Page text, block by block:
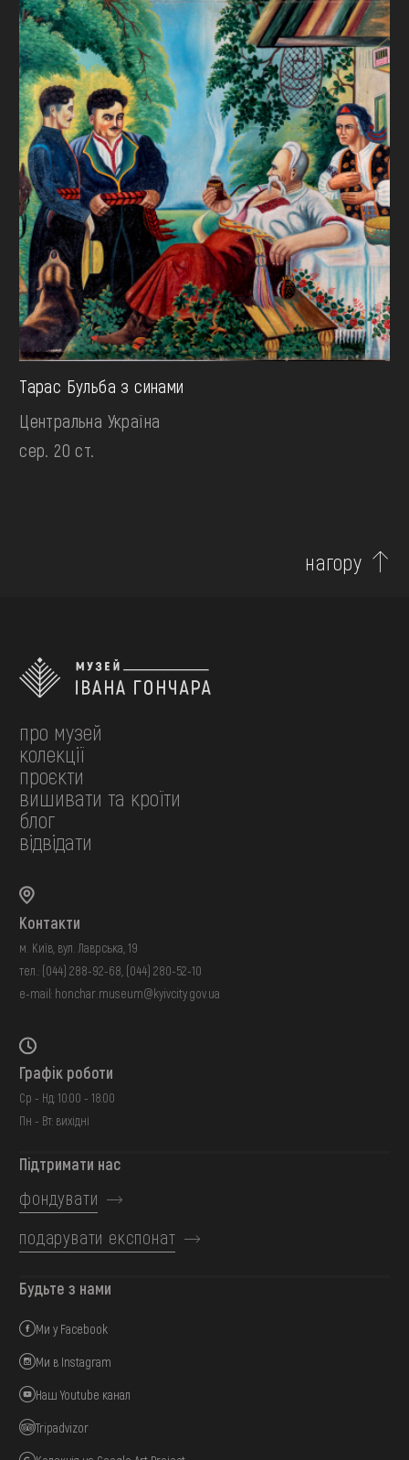
Тарас Бульба з синами
Центральна Україна
сер. 20 ст.
нагору
про музей
колекції
проєкти
вишивати та кроїти
блог
відвідати
Контакти
м. Київ, вул. Лаврська, 19
тел.: (044) 288-92-68 (044) 280-52-10
e-mail: honchar.museum@kyivcity.gov.ua
Графік роботи
Ср - Нд: 10:00 - 18:00
Пн - Вт: вихідні
Підтримати нас
фондувати
подарувати експонат
Будьте з нами
Ми у Facebook
Ми в Instagram
Наш Youtube канал
Tripadvizor